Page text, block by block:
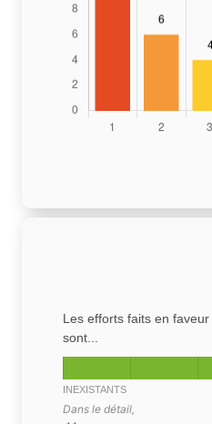
Les efforts faits en
sont...
INEXISTANTS
Dans le détail,